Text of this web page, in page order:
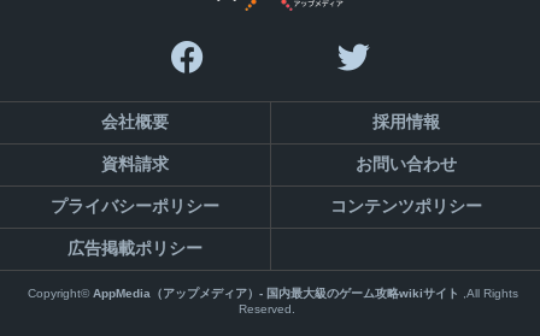
会社概要 採用情報
資料請求 お問い合わせ
プライバシーポリシー コンテンツポリシー
広告掲載ポリシー
Copyright©AppMedia（アップメディア）- 国内最大級のゲーム攻略wikiサイト ,All Rights
Reserved.